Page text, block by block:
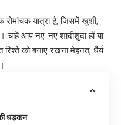
रोमांचक यात्रा है, जिसमें खुशी,
आप नए-नए शादीशुदा हों या
को बनाए रखना मेहनत, धैर्य
धड़कन